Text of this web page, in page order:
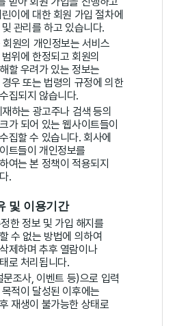
이에 대한 회원 가입 절차에
관리를 하고 있습니다.
원의 개인정보는 서비스
위에 한정되고 회원의
할 우려가 있는 정보는
우 또는 법령의 규정에 의한
집되지 않습니다.
하는 광고주나 검색 등의
가 되어 있는 웹사이트들이
집할 수 있습니다. 회사에
트들이 개인정보를
여는 본 정책이 적용되지
.
및 이용기간
한 정보 및 가입 해지를
수 없는 방법에 의하여
제하며 추후 열람이나
로 처리됩니다.
조사, 이벤트 등)으로 입력
적이 달성된 이후에는
재생이 불가능한 상태로